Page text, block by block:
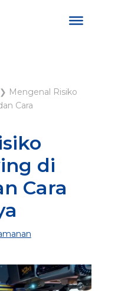
❯ Mengenal Risiko
Cara
di
Cara